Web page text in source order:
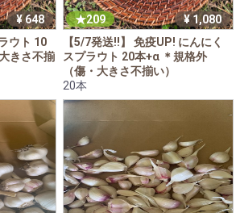
¥ 648
ウト 10
きさ不揃
209
¥ 1,080
【5/7発送!!】 免疫UP! にんにく
スプラウト 20本+α ＊規格外
（傷・大きさ不揃い）
20本